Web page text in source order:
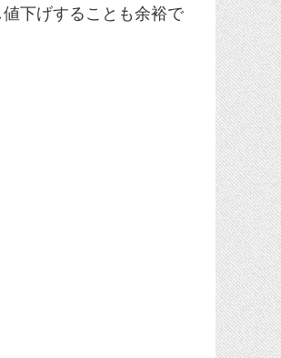
下げすることも余裕で